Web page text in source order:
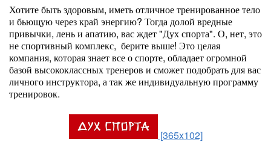
Хотите быть здоровым, иметь отличное тренированное тело
и бьющую через край энергию? Тогда долой вредные
привычки, лень и апатию, вас ждет "Дух спорта". О, нет, это
не спортивный комплекс, берите выше! Это целая
компания, которая знает все о спорте, обладает огромной
базой высококлассных тренеров и сможет подобрать для вас
личного инструктора, а так же индивидуальную программу
тренировок.
[365x102]